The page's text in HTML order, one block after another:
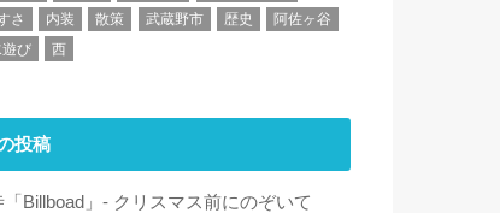
さ
内装 散策 武蔵野市 歴史
阿佐ヶ谷
遊び 西
投稿
「Billboad」- クリスマス前にのぞいて